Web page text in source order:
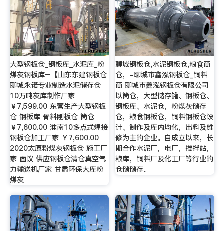
大型钢板仓_钢板库_水泥库_粉
煤灰钢板库–【山东东建钢板仓
聊城永诺专业制造水泥储存仓
10万吨灰库制作厂家
￥7,599.00 东营生产大型钢板
仓 钢板库 骨料刚板仓 筒仓
￥7,600.00 淮南10多点式焊接
钢板仓加工厂家 ￥7,600.00
2020太原粉煤灰钢板仓 施工厂
家 面议 供应钢板仓清仓真空气
力输送机厂家 甘肃环保大库粉
煤灰
聊城钢板仓,水泥钢板仓,粮食筒
仓，-聊城市鑫泓钢板仓_饲料
筒 聊城市鑫泓钢板仓有限公司
以筒仓，大型储存罐、钢板仓、
钢板库、水泥仓，粉煤灰储存
仓，粮食钢板仓，饲料钢板仓设
计、制作及库内均化，出料及维
修为主的企业。自成立以来，长
期合作水泥厂，电厂，搅拌站，
粮库，饲料厂及化工厂等行业的
仓储储存。